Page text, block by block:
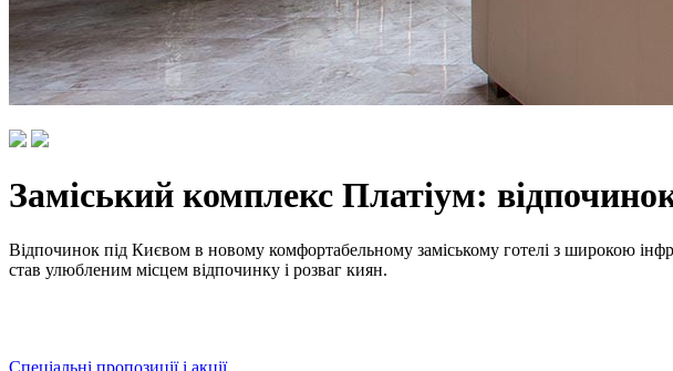
Заміський комплекс Платіум:
Відпочинок під Києвом в новому комфортабельному заміському готелі з широкою
став улюбленим місцем відпочинку і розваг киян.
Спеціальні пропозиції і акції